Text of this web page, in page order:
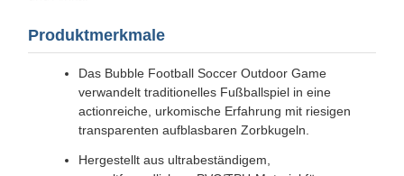
Produktmerkmale
Das Bubble Football Soccer Outdoor Game
verwandelt traditionelles Fußballspiel in eine
actionreiche, urkomische Erfahrung mit riesigen
transparenten aufblasbaren Zorbkugeln.
Hergestellt aus ultrabeständigem,